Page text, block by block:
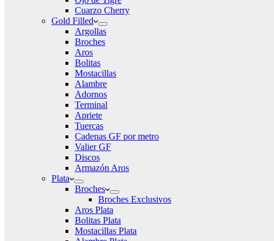
Cuarzo Cherry
Gold Filled
Argollas
Broches
Aros
Bolitas
Mostacillas
Alambre
Adornos
Terminal
Apriete
Tuercas
Cadenas GF por metro
Valier GF
Discos
Armazón Aros
Plata
Broches
Broches Exclusivos
Aros Plata
Bolitas Plata
Mostacillas Plata